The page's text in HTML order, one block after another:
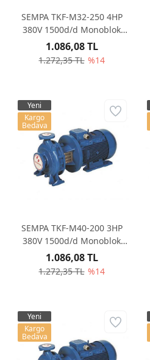
SEMPA TKF-M32-250 4HP
380V 1500d/d Monoblok
Santrifüj Pompa
1.272,35 TL %14
1.086,08 TL
SEMPA TKF-M40-200 3HP
380V 1500d/d Monoblok
Santrifüj Pompa
1.272,35 TL %14
1.086,08 TL
Yeni
Kargo
Bedava
Yeni
Kargo
Bedava